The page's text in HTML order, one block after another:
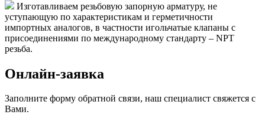
Изготавливаем резьбовую запорную арматуру, не
уступающую по характеристикам и герметичности
импортных аналогов, в частности игольчатые клапаны с
присоединениями по международному стандарту – NPT
резьба.
Онлайн-заявка
Заполните форму обратной связи, наш специалист свяжется с
Вами.